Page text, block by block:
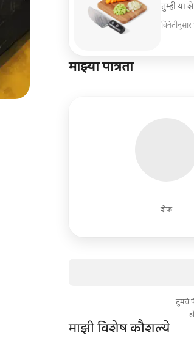
तुम्ही या
माझ्या पात्रता
शेफ
तुमचे
माझी विशेष कौशल्ये